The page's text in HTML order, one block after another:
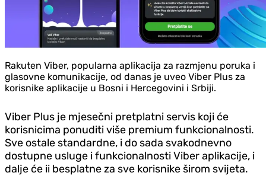
Rakuten Viber, popularna aplikacija za razmjenu poruka i
glasovne komunikacije, od danas je uveo Viber Plus za
korisnike aplikacije u Bosni i Hercegovini i Srbiji.
Viber Plus je mjesečni pretplatni servis koji će
korisnicima ponuditi više premium funkcionalnosti.
Sve ostale standardne, i do sada svakodnevno
dostupne usluge i funkcionalnosti Viber aplikacije, i
dalje će ii besplatne za sve korisnike širom svijeta.